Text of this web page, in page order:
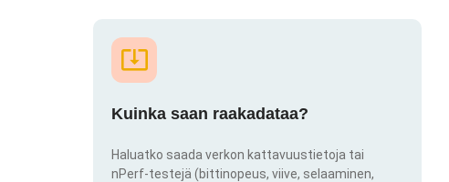
Kuinka saan raakadataa?
Haluatko saada verkon kattavuustietoja tai
nPerf-testejä (bittinopeus, viive, selaaminen,